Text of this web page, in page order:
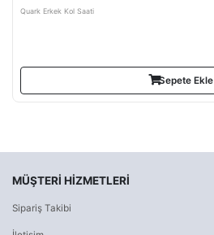
Quark Erkek Kol Saati
Sepete Ekle
MÜŞTERI HIZMETLERI
Sipariş Takibi